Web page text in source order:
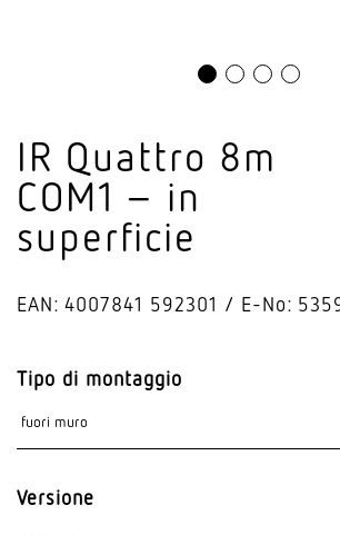
IR Quattro 8m
COM1 – in
superficie
EAN: 4007841 592301 E-No:
Tipo di montaggio
Versione